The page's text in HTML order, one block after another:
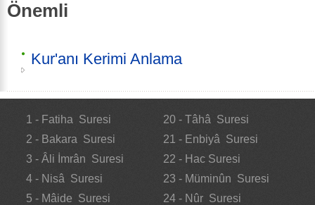
Önemli
Kur'anı Kerimi Anlama
1 - Fatiha Suresi
2 - Bakara Suresi
3 - Âli İmrân Suresi
4 - Nisâ Suresi
5 - Mâide Suresi
20 - Tâhâ Suresi
21 - Enbiyâ Suresi
22 - Hac Suresi
23 - Müminûn Suresi
24 - Nûr Suresi